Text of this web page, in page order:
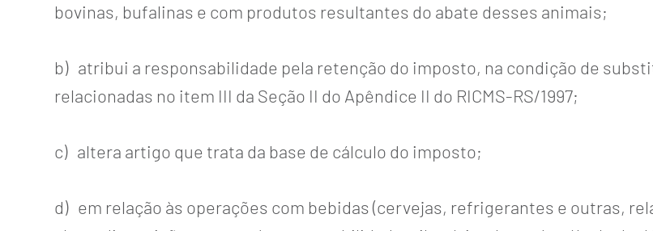
bovinas, bufalinas e com produtos resultantes do abate desses animais;
b) atribui a responsabilidade pela retenção do imposto, na condição de
relacionadas no item III da Seção II do Apêndice II do RICMS-RS/1997;
c) altera artigo que trata da base de cálculo do imposto;
d) em relação às operações com bebidas (cervejas, refrigerantes e outras,